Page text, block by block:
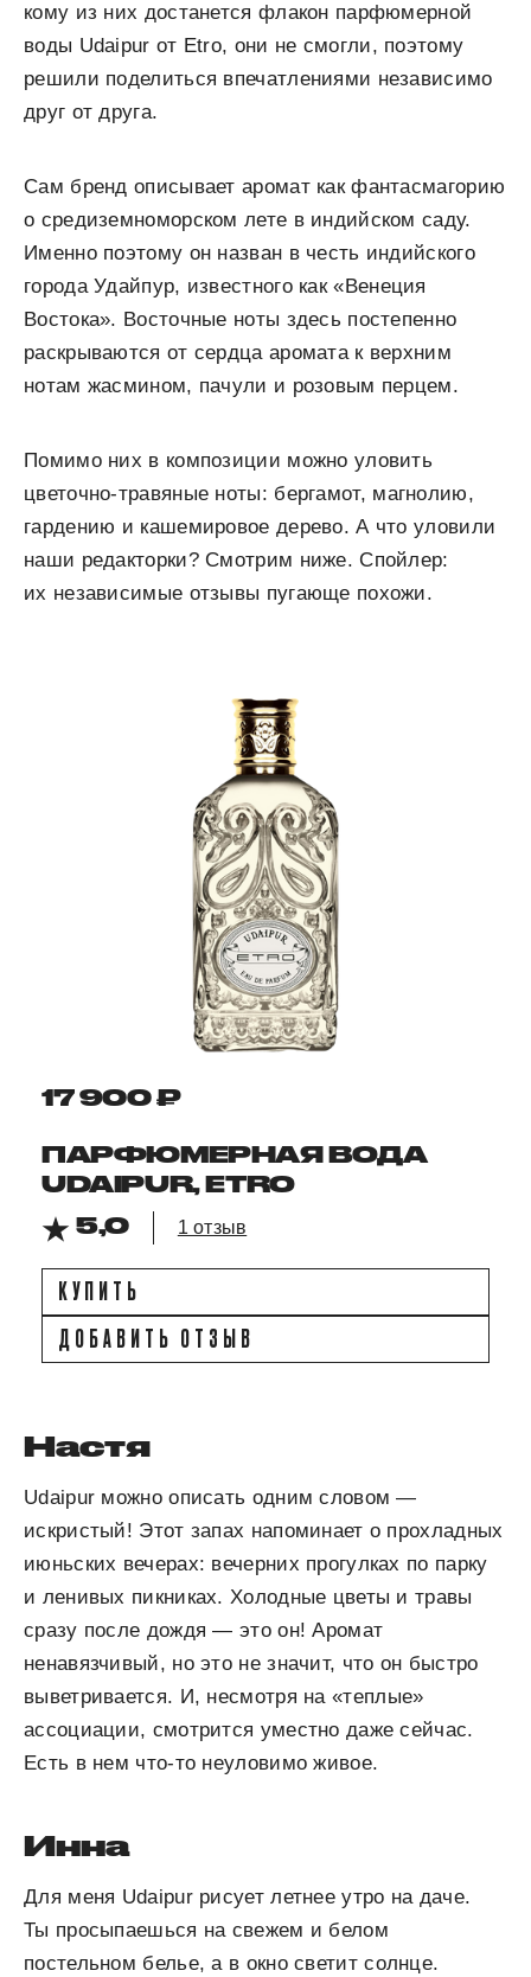
кому из них достанется флакон парфюмерной
воды Udaipur от Etro, они не смогли, поэтому
решили поделиться впечатлениями независимо
друг от друга.
Сам бренд описывает аромат как фантасмагорию
о средиземноморском лете в индийском саду.
Именно поэтому он назван в честь индийского
города Удайпур, известного как «Венеция
Востока». Восточные ноты здесь постепенно
раскрываются от сердца аромата к верхним
нотам жасмином, пачули и розовым перцем.
Помимо них в композиции можно уловить
цветочно-травяные ноты: бергамот, магнолию,
гардению и кашемировое дерево. А что уловили
наши редакторки? Смотрим ниже. Спойлер:
их независимые отзывы пугающе похожи.
17 900 ₽
ПАРФЮМЕРНАЯ ВОДА
UDAIPUR, ETRO
5,0
1 отзыв
КУПИТЬ
ДОБАВИТЬ ОТЗЫВ
Настя
Udaipur можно описать одним словом —
искристый! Этот запах напоминает о прохладных
июньских вечерах: вечерних прогулках по парку
и ленивых пикниках. Холодные цветы и травы
сразу после дождя — это он! Аромат
ненавязчивый, но это не значит, что он быстро
выветривается. И, несмотря на «теплые»
ассоциации, смотрится уместно даже сейчас.
Есть в нем что-то неуловимо живое.
Инна
Для меня Udaipur рисует летнее утро на даче.
Ты просыпаешься на свежем и белом
постельном белье, а в окно светит солнце.